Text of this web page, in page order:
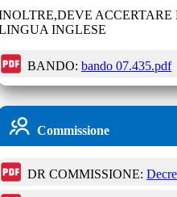
INGLESE
BANDO: bando 07.435.pdf
Commissione
DR COMMISSIONE: